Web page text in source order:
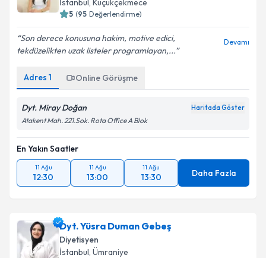
Kişisel verilerimin işlenmesine ilişkin
kapsamda işlenmesini kabul ediyorum.
Takvim Talebini Gönder
İstanbul, Küçükçekmece
5 (95 Değerlendirme)
Son derece konusuna hakim, motive edici,
tekdüzelikten uzak listeler programlayan,...
Devamı
Adres 1 Online Görüşme
Dyt. Miray Doğan Haritada Göster
Atakent Mah. 221.Sok. Rota Office A Blok
En Yakın Saatler
11 Ağu
12:30
11 Ağu
13:00
11 Ağu
13:30 Daha Fazla
Dyt. Yüsra Duman Gebeş
Diyetisyen
İstanbul, Ümraniye